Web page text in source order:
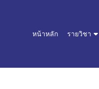
หน้าหลัก รายวิชา